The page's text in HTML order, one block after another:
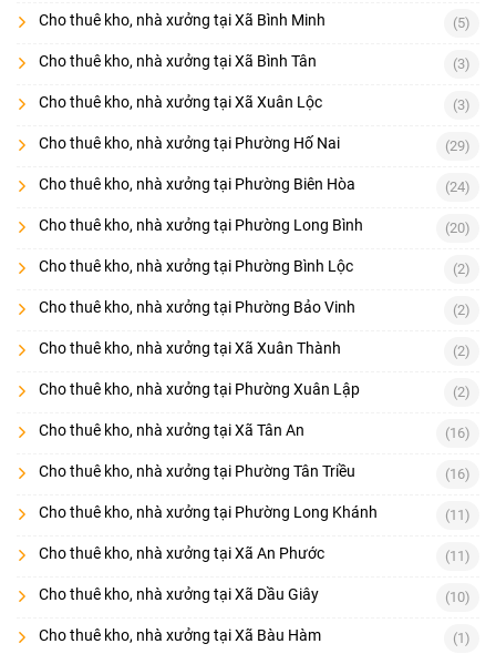
Cho thuê kho, nhà xưởng tại Xã Bình Minh (5)
Cho thuê kho, nhà xưởng tại Xã Bình Tân (3)
Cho thuê kho, nhà xưởng tại Xã Xuân Lộc (3)
Cho thuê kho, nhà xưởng tại Phường Hố Nai (29)
Cho thuê kho, nhà xưởng tại Phường Biên Hòa (24)
Cho thuê kho, nhà xưởng tại Phường Long Bình (20)
Cho thuê kho, nhà xưởng tại Phường Bình Lộc (2)
Cho thuê kho, nhà xưởng tại Phường Bảo Vinh (2)
Cho thuê kho, nhà xưởng tại Xã Xuân Thành (2)
Cho thuê kho, nhà xưởng tại Phường Xuân Lập (2)
Cho thuê kho, nhà xưởng tại Xã Tân An (16)
Cho thuê kho, nhà xưởng tại Phường Tân Triều (16)
Cho thuê kho, nhà xưởng tại Phường Long Khánh (11)
Cho thuê kho, nhà xưởng tại Xã An Phước (11)
Cho thuê kho, nhà xưởng tại Xã Dầu Giây (10)
Cho thuê kho, nhà xưởng tại Xã Bàu Hàm (1)